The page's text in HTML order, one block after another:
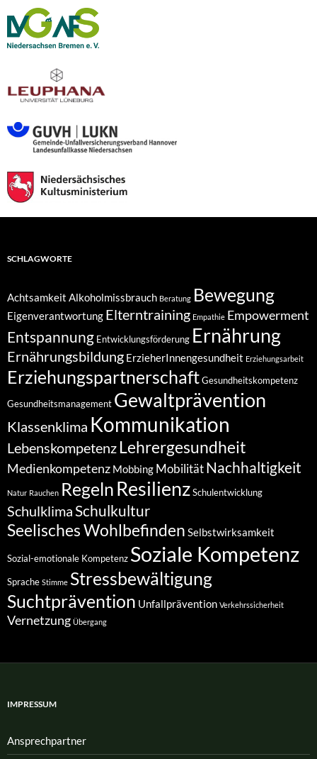
SCHLAGWORTE
Achtsamkeit Alkoholmissbrauch Beratung Bewegung
Eigenverantwortung Elterntraining Empathie Empowerment
Entspannung Entwicklungsförderung Ernährung
Ernährungsbildung ErzieherInnengesundheit Erziehungsarbeit
ErziehungspartnerschaftGesundheitskompetenz
Gesundheitsmanagement Gewaltprävention
Klassenklima Kommunikation
Lebenskompetenz Lehrergesundheit
Medienkompetenz Mobbing MobilitätNachhaltigkeit
Natur Rauchen Regeln ResilienzSchulentwicklung
Schulklima Schulkultur
Seelisches Wohlbefinden Selbstwirksamkeit
Sozial-emotionale Kompetenz Soziale Kompetenz
Sprache Stimme Stressbewältigung
Suchtprävention Unfallprävention Verkehrssicherheit
Vernetzung Übergang
IMPRESSUM
Ansprech­partner